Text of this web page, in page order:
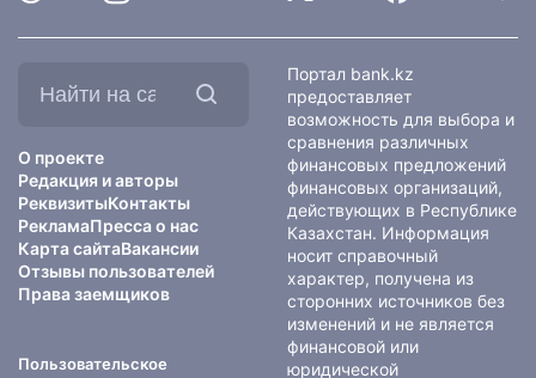
О проекте
Редакция и авторы
РеквизитыКонтакты
РекламаПресса о нас
Карта сайтаВакансии
Отзывы пользователей
Права заемщиков
Пользовательское
Портал bank.kz
предоставляет
возможность для выбора и
сравнения различных
финансовых предложений
финансовых организаций,
действующих в Республике
Казахстан. Информация
носит справочный
характер, получена из
сторонних источников без
изменений и не является
финансовой или
юридической